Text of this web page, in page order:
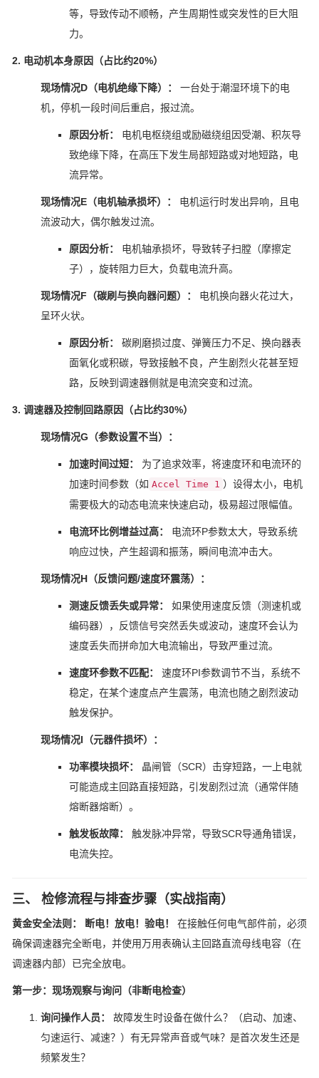
等，导致传动不顺畅，产生周期性或突发性的巨大阻
力。
2. 电动机本身原因（占比约20%）
现场情况D（电机绝缘下降）：
一台处于潮湿环境下的电
机，停机一段时间后重启，报过流。
原因分析：
电机电枢绕组或励磁绕组因受潮、积灰导
致绝缘下降，在高压下发生局部短路或对地短路，电
流异常。
现场情况E（电机轴承损坏）：
电机运行时发出异响，且电
流波动大，偶尔触发过流。
原因分析：
电机轴承损坏，导致转子扫膛（摩擦定
子），旋转阻力巨大，负载电流升高。
现场情况F（碳刷与换向器问题）：
电机换向器火花过大，
呈环火状。
原因分析：
碳刷磨损过度、弹簧压力不足、换向器表
面氧化或积碳，导致接触不良，产生剧烈火花甚至短
路，反映到调速器侧就是电流突变和过流。
3. 调速器及控制回路原因（占比约30%）
现场情况G（参数设置不当）：
加速时间过短：
为了追求效率，将速度环和电流环的
加速时间参数（如 Accel Time 1 ）设得太小，电机
需要极大的动态电流来快速启动，极易超过限幅值。
电流环比例增益过高：
电流环P参数太大，导致系统
响应过快，产生超调和振荡，瞬间电流冲击大。
现场情况H（反馈问题/速度环震荡）：
测速反馈丢失或异常：
如果使用速度反馈（测速机或
编码器），反馈信号突然丢失或波动，速度环会认为
速度丢失而拼命加大电流输出，导致严重过流。
速度环参数不匹配：
速度环PI参数调节不当，系统不
稳定，在某个速度点产生震荡，电流也随之剧烈波动
触发保护。
现场情况I（元器件损坏）：
功率模块损坏：
晶闸管（SCR）击穿短路，一上电就
可能造成主回路直接短路，引发剧烈过流（通常伴随
熔断器熔断）。
触发板故障：
触发脉冲异常，导致SCR导通角错误，
电流失控。
三、 检修流程与排查步骤（实战指南）
黄金安全法则： 断电！放电！验电！
在接触任何电气部件前，必须
确保调速器完全断电，并使用万用表确认主回路直流母线电容（在
调速器内部）已完全放电。
第一步：现场观察与询问（非断电检查）
询问操作人员：
故障发生时设备在做什么？（启动、加速、
匀速运行、减速？）有无异常声音或气味？是首次发生还是
频繁发生？